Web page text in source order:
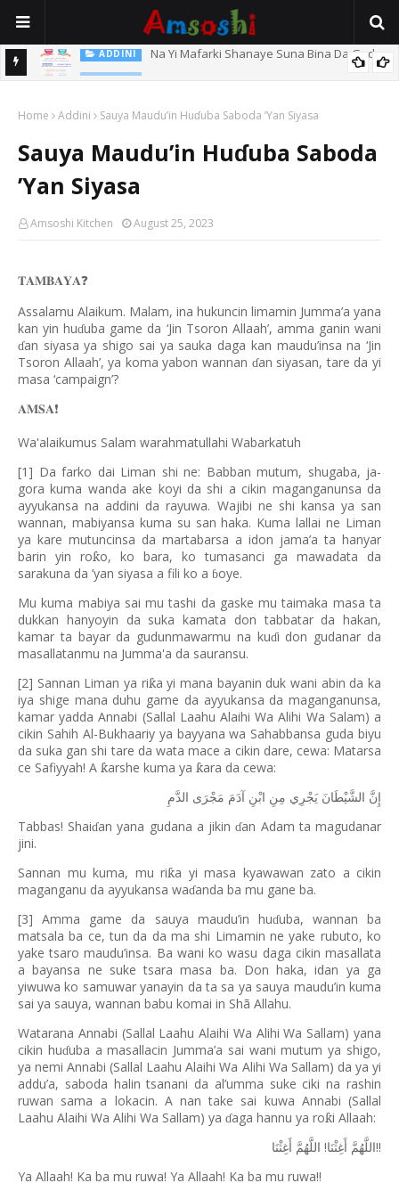
Na Yi Mafarki Shanaye Suna Bina Da Gudu
ADDINI
Home Addini Sauya Maudu’in Huɗuba Saboda ’Yan Siyasa
Sauya Maudu’in Huɗuba Saboda
’Yan Siyasa
Amsoshi Kitchen August 25, 2023
𝐓𝐀𝐌𝐁𝐀𝐘𝐀❓
Assalamu Alaikum. Malam, ina hukuncin limamin Jumma’a yana
kan yin huɗuba game da ‘Jin Tsoron Allaah’, amma ganin wani
ɗan siyasa ya shigo sai ya sauka daga kan maudu’insa na ‘Jin
Tsoron Allaah’, ya koma yabon wannan ɗan siyasan, tare da yi
masa ‘campaign’?
𝐀𝐌𝐒𝐀❗️
Wa'alaikumus Salam warahmatullahi Wabarkatuh
[1] Da farko dai Liman shi ne: Babban mutum, shugaba, ja-
gora kuma wanda ake koyi da shi a cikin maganganunsa da
ayyukansa na addini da rayuwa. Wajibi ne shi kansa ya san
wannan, mabiyansa kuma su san haka. Kuma lallai ne Liman
ya kare mutuncinsa da martabarsa a idon jama’a ta hanyar
barin yin roƙo, ko bara, ko tumasanci ga mawadata da
sarakuna da ’yan siyasa a fili ko a ɓoye.
Mu kuma mabiya sai mu tashi da gaske mu taimaka masa ta
dukkan hanyoyin da suka kamata don tabbatar da hakan,
kamar ta bayar da gudunmawarmu na kuɗi don gudanar da
masallatanmu na Jumma'a da sauransu.
[2] Sannan Liman ya riƙa yi mana bayanin duk wani abin da ka
iya shige mana duhu game da ayyukansa da maganganunsa,
kamar yadda Annabi (Sallal Laahu Alaihi Wa Alihi Wa Salam) a
cikin Sahih Al-Bukhaariy ya bayyana wa Sahabbansa guda biyu
da suka gan shi tare da wata mace a cikin dare, cewa: Matarsa
ce Safiyyah! A ƙarshe kuma ya ƙara da cewa:
إِنَّ الشَّيْطَانَ يَجْرِي مِنِ ابْنِ آدَمَ مَجْرَى الدَّمِ
Tabbas! Shaiɗan yana gudana a jikinɗan Adam ta magudanar
jini.
Sannan mu kuma, mu riƙa yi masa kyawawan zato a cikin
maganganu da ayyukansa waɗanda ba mu gane ba.
[3] Amma game da sauya maudu’in huɗuba, wannan ba
matsala ba ce, tun da da ma shi Limamin ne yake rubuto, ko
yake tsaro maudu’insa. Ba wani ko wasu daga cikin masallata
a bayansa ne suke tsara masa ba. Don haka, idan ya ga
yiwuwa ko samuwar yanayin da ta sa ya sauya maudu’in kuma
sai ya sauya, wannan babu komai in Shã Allahu.
Watarana Annabi (Sallal Laahu Alaihi Wa Alihi Wa Sallam) yana
cikin huɗuba a masallacin Jumma’a sai wani mutum ya shigo,
ya nemi Annabi (Sallal Laahu Alaihi Wa Alihi Wa Sallam) da ya yi
addu’a, saboda halin tsanani da al’umma suke ciki na rashin
ruwan sama a lokacin. A nan take sai kuwa Annabi (Sallal
Laahu Alaihi Wa Alihi Wa Sallam) ya ɗaga hannu ya roƙi Allaah:
اللَّهُمَّ أَغِثْنَا! اللَّهُمَّ أَغِثْنَا
!!
Ya Allaah! Ka ba mu ruwa! Ya Allaah! Ka ba mu ruwa!!